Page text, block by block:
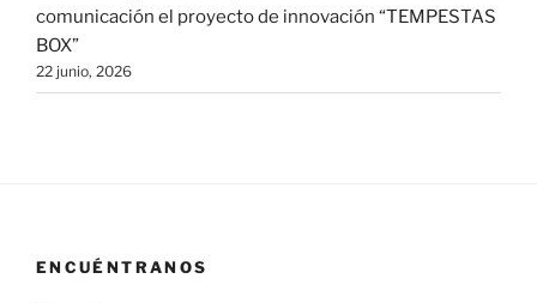
comunicación el proyecto de innovación “TEMPESTAS
BOX”
22 junio, 2026
ENCUÉNTRANOS